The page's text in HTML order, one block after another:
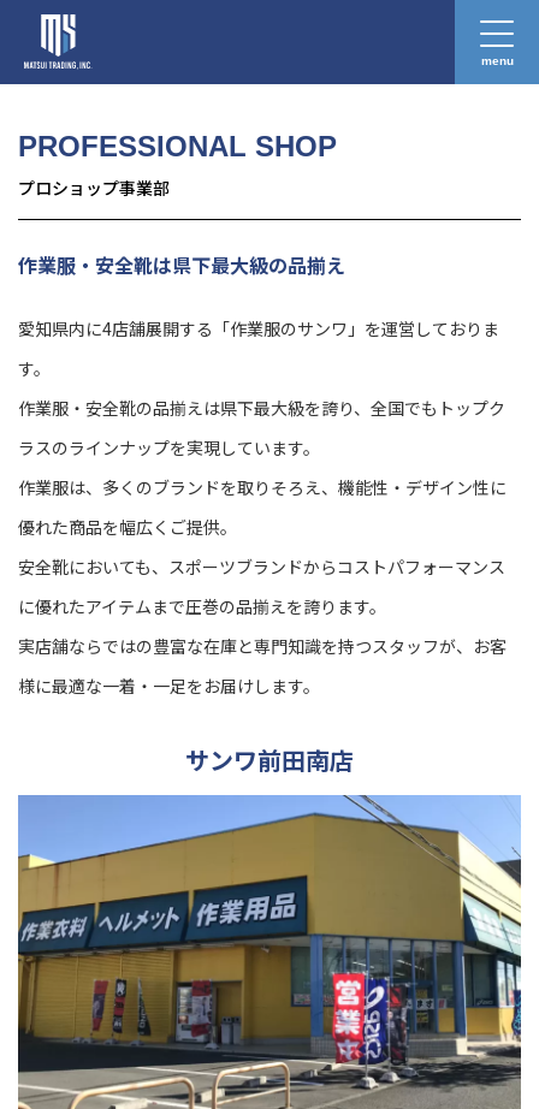
menu
プロショップ事業部
PROFESSIONAL SHOP
プロショップ事業部
作業服・安全靴は県下最大級の品揃え
愛知県内に4店舗展開する「作業服のサンワ」を運営しておりま
す。
作業服・安全靴の品揃えは県下最大級を誇り、全国でもトップク
ラスのラインナップを実現しています。
作業服は、多くのブランドを取りそろえ、機能性・デザイン性に
優れた商品を幅広くご提供。
安全靴においても、スポーツブランドからコストパフォーマンス
に優れたアイテムまで圧巻の品揃えを誇ります。
実店舗ならではの豊富な在庫と専門知識を持つスタッフが、お客
様に最適な一着・一足をお届けします。
サンワ前田南店